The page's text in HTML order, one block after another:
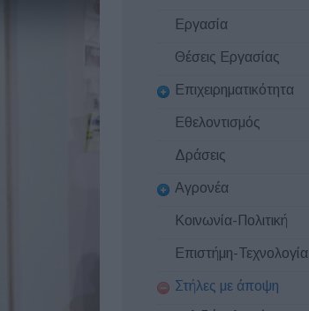
Εργασία
Θέσεις Εργασίας
Επιχειρηματικότητα
Εθελοντισμός
Δράσεις
Αγρονέα
Κοινωνία-Πολιτική
Επιστήμη-Τεχνολογία
Στήλες με άποψη